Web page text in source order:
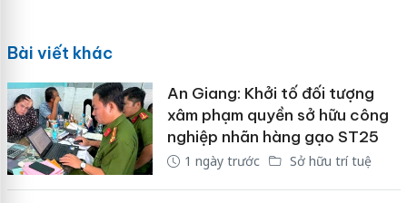
Bài viết khác
An Giang: Khởi tố đối tượng
xâm phạm quyền sở hữu công
nghiệp nhãn hàng gạo ST25
1 ngày trước Sở hữu trí tuệ